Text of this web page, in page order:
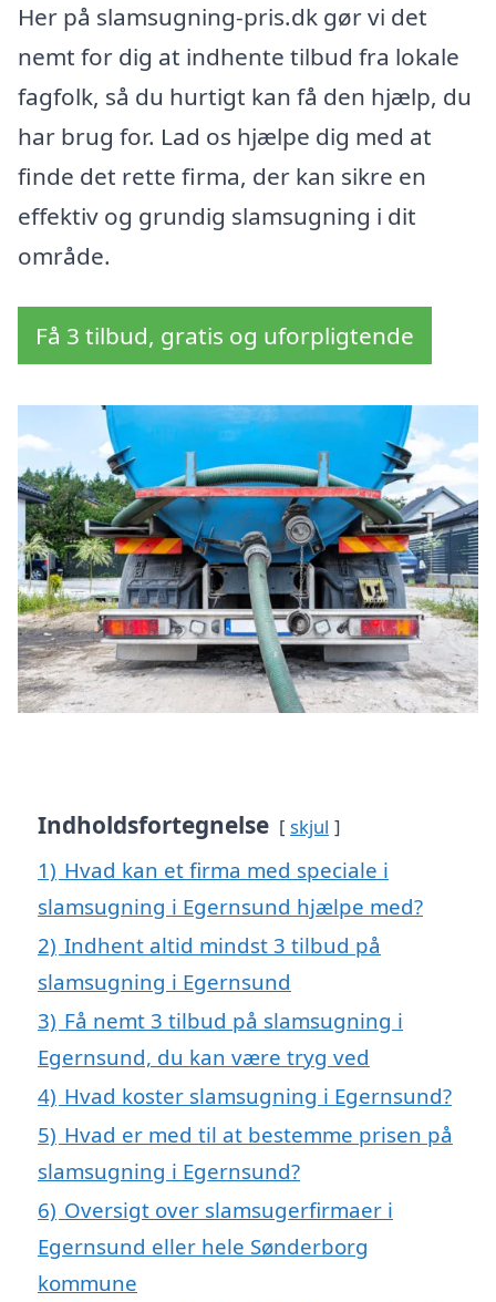
Her på slamsugning-pris.dk gør vi det
nemt for dig at indhente tilbud fra lokale
fagfolk, så du hurtigt kan få den hjælp, du
har brug for. Lad os hjælpe dig med at
finde det rette firma, der kan sikre en
effektiv og grundig slamsugning i dit
område.
Få 3 tilbud, gratis og uforpligtende
Indholdsfortegnelse skjul
1) Hvad kan et firma med speciale i
slamsugning i Egernsund hjælpe med?
2) Indhent altid mindst 3 tilbud på
slamsugning i Egernsund
3) Få nemt 3 tilbud på slamsugning i
Egernsund, du kan være tryg ved
4) Hvad koster slamsugning i Egernsund?
5) Hvad er med til at bestemme prisen på
slamsugning i Egernsund?
6) Oversigt over slamsugerfirmaer i
Egernsund eller hele Sønderborg
kommune